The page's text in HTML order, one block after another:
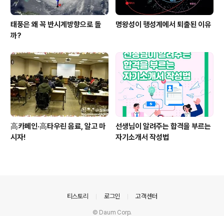
태풍은 왜 꼭 반시계방향으로 돌
까?
명왕성이 행성계에서 퇴출된 이유
高카페인·高타우린 음료, 알고 마
시자!
선생님이 알려주는 합격을 부르는
자기소개서 작성법
티스토리 로그인 고객센터
© Daum Corp.